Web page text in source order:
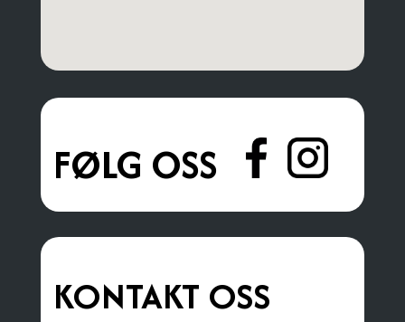
FØLG OSS
KONTAKT OSS